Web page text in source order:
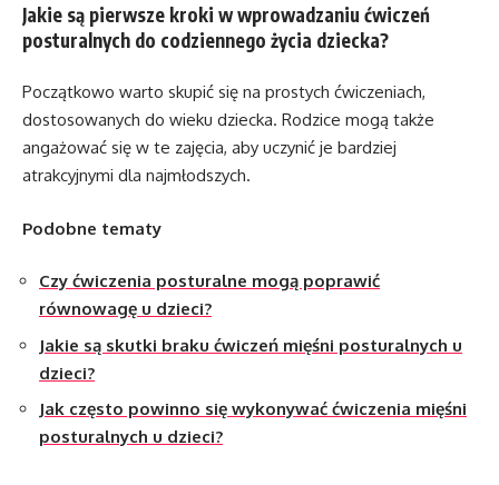
Jakie są pierwsze kroki w wprowadzaniu ćwiczeń
posturalnych do codziennego życia dziecka?
Początkowo warto skupić się na prostych ćwiczeniach,
dostosowanych do wieku dziecka. Rodzice mogą także
angażować się w te zajęcia, aby uczynić je bardziej
atrakcyjnymi dla najmłodszych.
Podobne tematy
Czy ćwiczenia posturalne mogą poprawić
równowagę u dzieci?
Jakie są skutki braku ćwiczeń mięśni posturalnych u
dzieci?
Jak często powinno się wykonywać ćwiczenia mięśni
posturalnych u dzieci?